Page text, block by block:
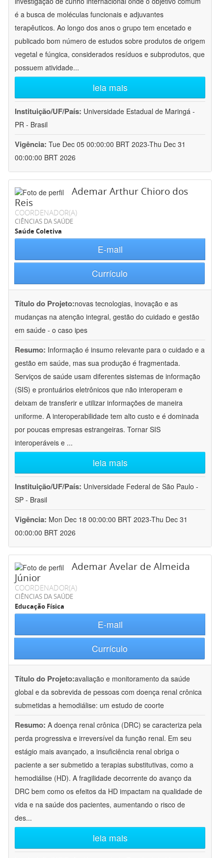
é a busca de moléculas funcionais e adjuvantes
terapêuticos. Ao longo dos anos o grupo tem encetado e
publicado bom número de estudos sobre produtos de origem
vegetal e fúngica, considerados resíduos e subprodutos, que
possuem atividade...
leia mais
Instituição/UF/País: Universidade Estadual de Maringá -
PR - Brasil
Vigência: Tue Dec 05 00:00:00 BRT 2023-Thu Dec 31
00:00:00 BRT 2026
Ademar Arthur Chioro dos
Reis
COORDENADOR(A)
CIÊNCIAS DA SAÚDE
Saúde Coletiva
E-mail
Currículo
Título do Projeto:novas tecnologias, inovação e as
mudanças na atenção integral, gestão do cuidado e gestão
em saúde - o caso ipes
Resumo: Informação é insumo relevante para o cuidado e a
gestão em saúde, mas sua produção é fragmentada.
Serviços de saúde usam diferentes sistemas de informação
(SIS) e prontuários eletrônicos que não interoperam e
deixam de transferir e utilizar informações de maneira
uniforme. A interoperabilidade tem alto custo e é dominada
por poucas empresas estrangeiras. Tornar SIS
interoperáveis e ...
leia mais
Instituição/UF/País: Universidade Federal de São Paulo -
SP - Brasil
Vigência: Mon Dec 18 00:00:00 BRT 2023-Thu Dec 31
00:00:00 BRT 2026
Ademar Avelar de Almeida
Júnior
COORDENADOR(A)
CIÊNCIAS DA SAÚDE
Educação Física
E-mail
Currículo
Título do Projeto:avaliação e monitoramento da saúde
global e da sobrevida de pessoas com doença renal crônica
submetidas a hemodiálise: um estudo de coorte
Resumo: A doença renal crônica (DRC) se caracteriza pela
perda progressiva e irreversível da função renal. Em seu
estágio mais avançado, a insuficiência renal obriga o
paciente a ser submetido a terapias substitutivas, como a
hemodiálise (HD). A fragilidade decorrente do avanço da
DRC bem como os efeitos da HD impactam na qualidade de
vida e na saúde dos pacientes, aumentando o risco de
des...
leia mais